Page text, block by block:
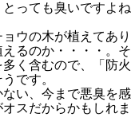
っても臭いですよね
ウの木が植えてあり
るのか・・・・。そ
く含むので、「防火
です。
い、今まで悪臭を感
スだからかもしれま